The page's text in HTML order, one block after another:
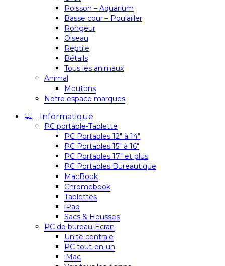
Poisson – Aquarium
Basse cour – Poulailler
Rongeur
Oiseau
Reptile
Bétails
Tous les animaux
Animal
Moutons
Notre espace marques
Informatique
PC portable-Tablette
PC Portables 12″ à 14″
PC Portables 15″ à 16″
PC Portables 17″ et plus
PC Portables Bureautique
MacBook
Chromebook
Tablettes
iPad
Sacs & Housses
PC de bureau-Ecran
Unité centrale
PC tout-en-un
iMac